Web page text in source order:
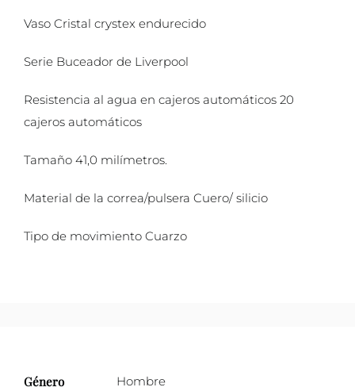
Vaso Cristal crystex endurecido
Serie Buceador de Liverpool
Resistencia al agua en cajeros automáticos 20
cajeros automáticos
Tamaño 41,0 milímetros.
Material de la correa/pulsera Cuero/ silicio
Tipo de movimiento Cuarzo
Género Hombre